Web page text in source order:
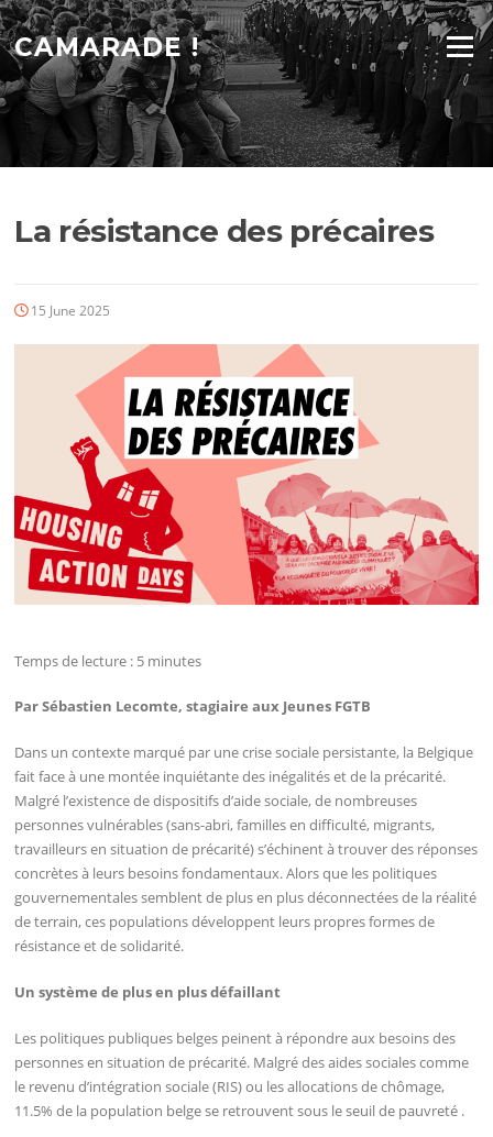
Skip
to
content
CAMARADE ! Menu
La résistance des précaires
15 June 2025
Temps de lecture : 5 minutes
Par Sébastien Lecomte, stagiaire aux Jeunes FGTB
Dans un contexte marqué par une crise sociale persistante, la Belgique
fait face à une montée inquiétante des inégalités et de la précarité.
Malgré l’existence de dispositifs d’aide sociale, de nombreuses
personnes vulnérables (sans-abri, familles en difficulté, migrants,
travailleurs en situation de précarité) s’échinent à trouver des réponses
concrètes à leurs besoins fondamentaux. Alors que les politiques
gouvernementales semblent de plus en plus déconnectées de la réalité
de terrain, ces populations développent leurs propres formes de
résistance et de solidarité.
Un système de plus en plus défaillant
Les politiques publiques belges peinent à répondre aux besoins des
personnes en situation de précarité. Malgré des aides sociales comme
le revenu d’intégration sociale (RIS) ou les allocations de chômage,
11.5% de la population belge se retrouvent sous le seuil de pauvreté .